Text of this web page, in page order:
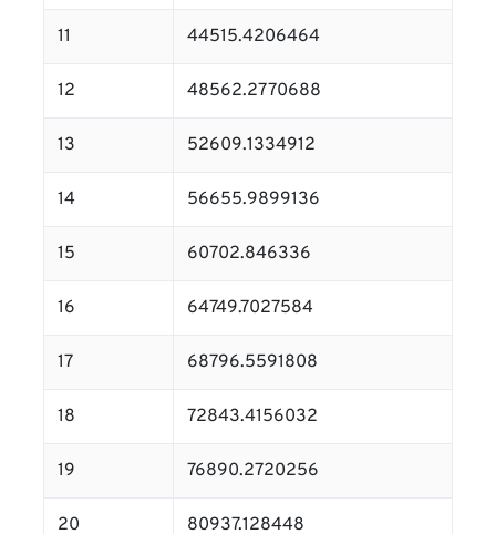
11 44515.4206464
12 48562.2770688
13 52609.1334912
14 56655.9899136
15 60702.846336
16 64749.7027584
17 68796.5591808
18 72843.4156032
19 76890.2720256
20 80937.128448